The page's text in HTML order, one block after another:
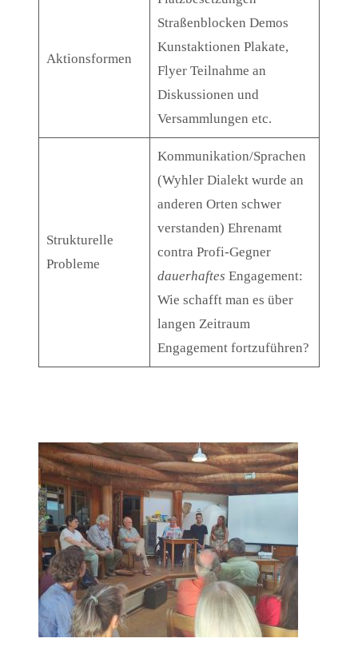
Aktionsformen
Straßenblocken Demos
Kunstaktionen Plakate,
Flyer Teilnahme an
Diskussionen und
Versammlungen etc.
Strukturelle
Probleme
Kommunikation/Sprachen
(Wyhler Dialekt wurde an
anderen Orten schwer
verstanden) Ehrenamt
contra Profi-Gegner
dauerhaftes Engagement:
Wie schafft man es über
langen Zeitraum
Engagement fortzuführen?